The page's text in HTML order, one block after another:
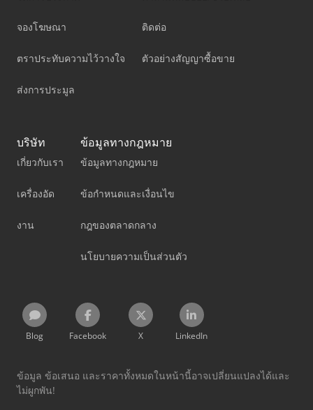
จองโฆษณา
ตราประทับความไว้วางใจ
ส่งการประมูล
ติดต่อ
ตัวอย่างสัญญาซื้อขาย
บริษัท
เกี่ยวกับเรา
เครื่องอัด
งาน
ข้อมูลทางกฎหมาย
ข้อมูลทางกฎหมาย
ข้อกำหนดและเงื่อนไข
กฎของตลาดกลาง
นโยบายความเป็นส่วนตัว
Blog Facebook X LinkedIn
ข้อมูล ข้อเสนอ และราคาทั้งหมดในหน้านี้อาจเปลี่ยนแปลงได้และ
ไม่ผูกพัน!